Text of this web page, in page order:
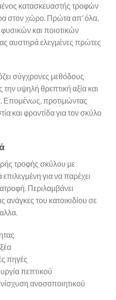
κατασκευαστής τροφών
στον χώρο. Πρώτα απ’ όλα,
και ποιοτικών
αυστηρά ελεγμένες πρώτες
σύγχρονες μεθόδους
υψηλή θρεπτική αξία και
Επομένως, προτιμώντας
και φροντίδα για τον σκύλο
τροφής σκύλου με
για να παρέχει
Περιλαμβάνει
ανάγκες του κατοικιδίου σε
πηγές
πεπτικού
ανοσοποιητικού